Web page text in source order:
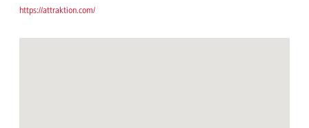
https://attraktion.com/